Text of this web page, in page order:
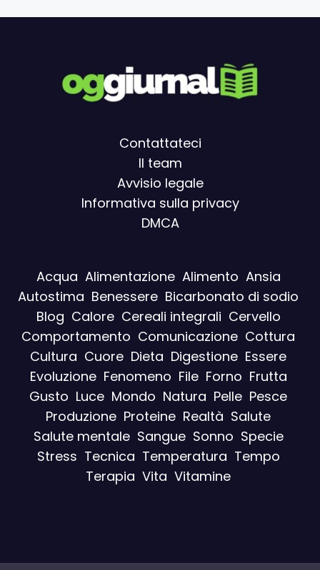
Contattateci
Il team
Avvisio legale
Informativa sulla privacy
DMCA
Acqua Alimentazione Alimento Ansia
Autostima Benessere Bicarbonato di sodio
Blog Calore Cereali integrali Cervello
Comportamento Comunicazione Cottura
Cultura Cuore Dieta Digestione Essere
Evoluzione Fenomeno File Forno Frutta
Gusto Luce Mondo Natura Pelle Pesce
Produzione Proteine Realtà Salute
Salute mentale Sangue Sonno Specie
Stress Tecnica Temperatura Tempo
Terapia Vita Vitamine